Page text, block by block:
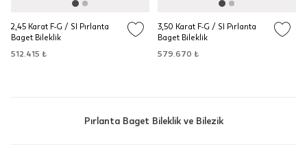
2,45 Karat F-G / SI Pırlanta
Baget Bileklik
512.415 ₺
3,50 Karat F-G / SI Pırlanta
Baget Bileklik
579.670 ₺
Pırlanta Baget Bileklik ve Bilezik